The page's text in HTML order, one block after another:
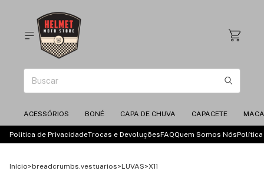
ACESSÓRIOS BONÉ CAPA DE CHUVA CAPACETE
Politica de PrivacidadeTrocas e DevoluçõesFAQQuem Somos NósPolítica
Início>breadcrumbs.vestuarios>LUVAS>X11